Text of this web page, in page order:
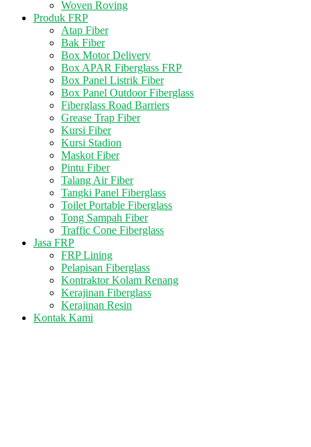
Woven Roving
Produk FRP
Atap Fiber
Bak Fiber
Box Motor Delivery
Box APAR Fiberglass FRP
Box Panel Listrik Fiber
Box Panel Outdoor Fiberglass
Fiberglass Road Barriers
Grease Trap Fiber
Kursi Fiber
Kursi Stadion
Maskot Fiber
Pintu Fiber
Talang Air Fiber
Tangki Panel Fiberglass
Toilet Portable Fiberglass
Tong Sampah Fiber
Traffic Cone Fiberglass
Jasa FRP
FRP Lining
Pelapisan Fiberglass
Kontraktor Kolam Renang
Kerajinan Fiberglass
Kerajinan Resin
Kontak Kami